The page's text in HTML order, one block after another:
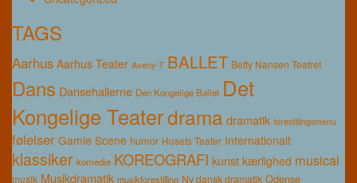
TAGS
Aarhus Aarhus Teater Aveny-T BALLET Betty Nansen Teatret
Dans Dansehallerne Den Kongelige Ballet Det
Kongelige Teaterdrama dramatik forestillingsmenu
følelser Gamle Scene humor Husets Teater Internationalt
klassiker komedie KOREOGRAFI kunst kærlighed musical
musik Musikdramatik musikforestilling Ny dansk dramatik Odense